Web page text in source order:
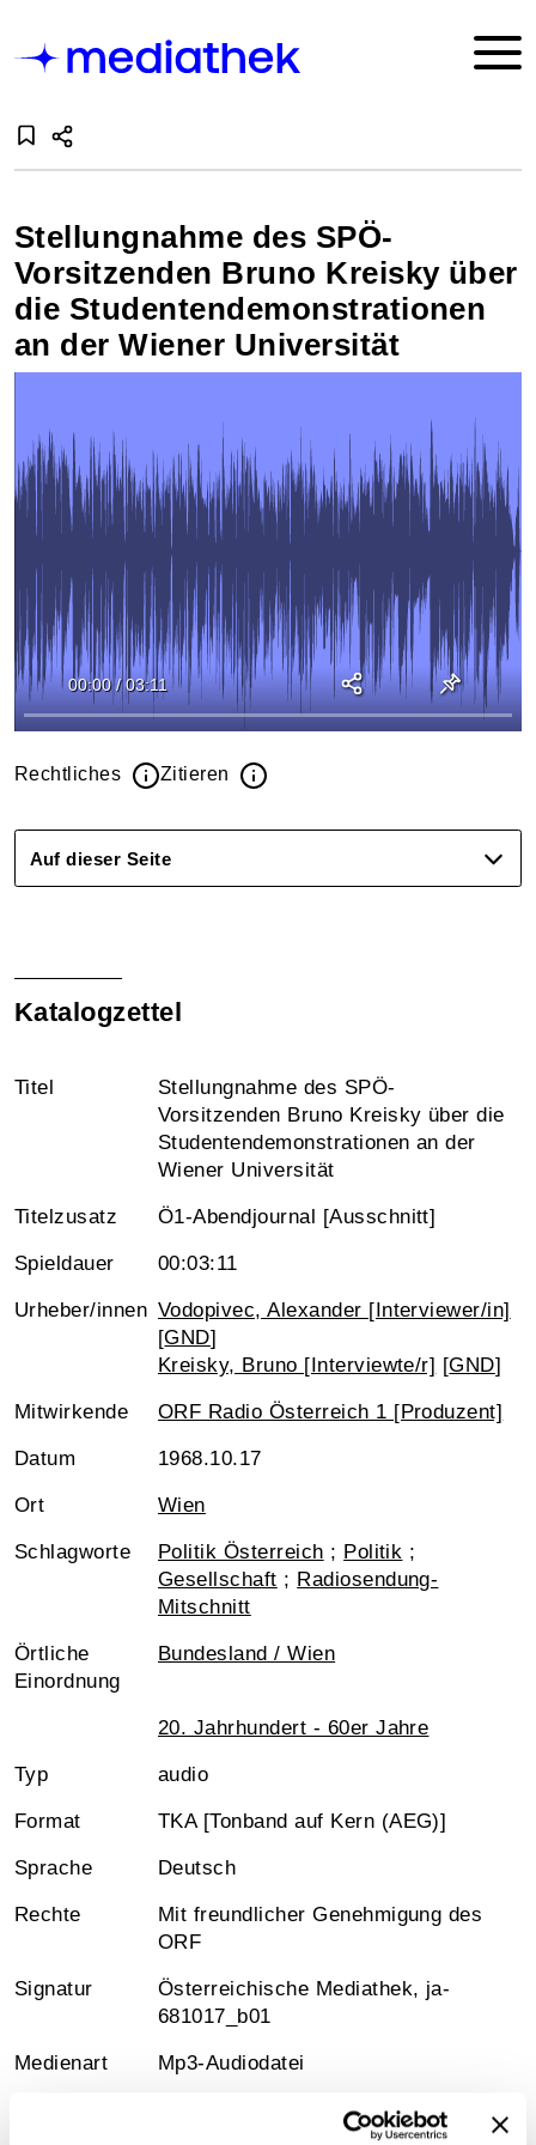
Stellungnahme des SPÖ-
Vorsitzenden Bruno Kreisky über
die Studentendemonstrationen
an der Wiener Universität
00:00 / 03:11
Rechtliches Zitieren
Auf dieser Seite
Katalogzettel
Titel
Stellungnahme des SPÖ-
Vorsitzenden Bruno Kreisky über die
Studentendemonstrationen an der
Wiener Universität
Titelzusatz Ö1-Abendjournal [Ausschnitt]
Spieldauer 00:03:11
Urheber/innen Vodopivec, Alexander [Interviewer/in]
[GND]
Kreisky, Bruno [Interviewte/r] [GND]
Mitwirkende ORF Radio Österreich 1 [Produzent]
Datum 1968.10.17
Ort Wien
Schlagworte Politik Österreich ; Politik ;
Gesellschaft ; Radiosendung-
Mitschnitt
Örtliche
Einordnung
Bundesland / Wien
20. Jahrhundert - 60er Jahre
Typ audio
Format TKA [Tonband auf Kern (AEG)]
Sprache Deutsch
Rechte
Mit freundlicher Genehmigung des
ORF
Signatur
Österreichische Mediathek, ja-
681017_b01
Medienart Mp3-Audiodatei